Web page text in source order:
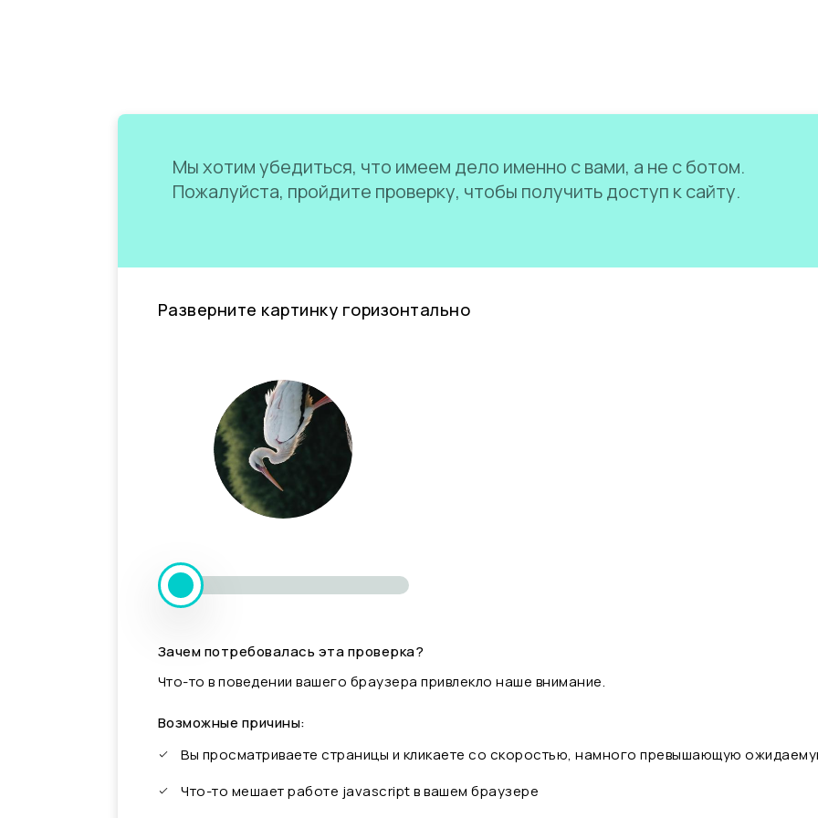
Мы хотим убедиться, что имеем дело именно с вами, а не с ботом.
Пожалуйста, пройдите проверку, чтобы получить доступ к сайту.
Разверните картинку горизонтально
Зачем потребовалась эта проверка?
Что-то в поведении вашего браузера привлекло наше внимание.
Возможные причины:
Вы просматриваете страницы и кликаете со скоростью, намного превышающую
Что-то мешает работе javascript в вашем браузере